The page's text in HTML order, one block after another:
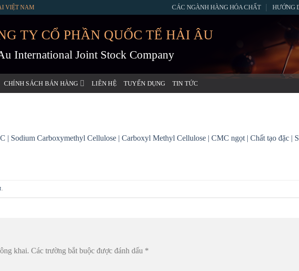
VIỆT NAM CÁC NGÀNH HÀNG HÓA CHẤT HƯỚNG
TY CỔ PHẦN QUỐC TẾ HẢI ÂU
International Joint Stock Company
CHÍNH SÁCH BÁN HÀNG LIÊN HỆ TUYỂN DỤNG TIN TỨC
| Sodium Carboxymethyl Cellulose | Carboxyl Methyl Cellulose | CMC ngọt | Chất tạo đặc |
.
khai. Các trường bắt buộc được đánh dấu *